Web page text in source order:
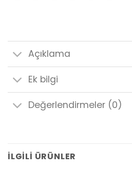
Açıklama
Ek bilgi
Değerlendirmeler (0)
İLGILI ÜRÜNLER